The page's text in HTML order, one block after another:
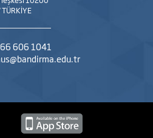
606 1041